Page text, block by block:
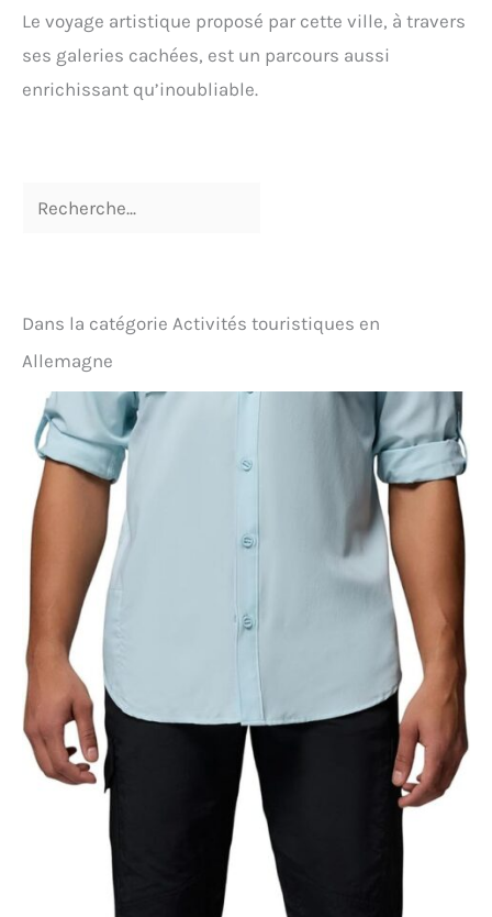
Le voyage artistique proposé par cette ville, à travers
ses galeries cachées, est un parcours aussi
enrichissant qu’inoubliable.
Dans la catégorie Activités touristiques en
Allemagne